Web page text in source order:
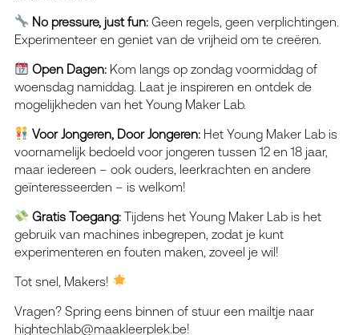
No pressure, just fun: Geen regels, geen verplichtingen.
Experimenteer en geniet van de vrijheid om te creëren.
Open Dagen: Kom langs op zondag voormiddag of
woensdag namiddag. Laat je inspireren en ontdek de
mogelijkheden van het Young Maker Lab.
Voor Jongeren, Door Jongeren: Het Young Maker Lab is
voornamelijk bedoeld voor jongeren tussen 12 en 18 jaar,
maar iedereen – ook ouders, leerkrachten en andere
geïnteresseerden – is welkom!
Gratis Toegang: Tijdens het Young Maker Lab is het
gebruik van machines inbegrepen, zodat je kunt
experimenteren en fouten maken, zoveel je wil!
Tot snel, Makers!
Vragen? Spring eens binnen of stuur een mailtje naar
hightechlab@maakleerplek.be!